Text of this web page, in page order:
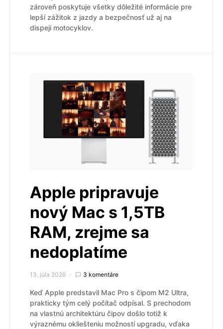
zároveň poskytuje všetky dôležité informácie pre
lepší zážitok z jazdy a bezpečnosť už aj na
dispeji motocyklov.
Apple pripravuje
nový Mac s 1,5TB
RAM, zrejme sa
nedoplatíme
13. júla 2026 3 komentáre
Keď Apple predstavil Mac Pro s čipom M2 Ultra,
prakticky tým celý počítač odpísal. S prechodom
na vlastnú architektúru čipov došlo totiž k
výraznému okliešteniu možností upgradu, vďaka